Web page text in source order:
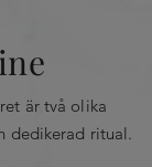
och styla
i hårbotten
mot
på håret.
är två olika
dedikerad ritual.